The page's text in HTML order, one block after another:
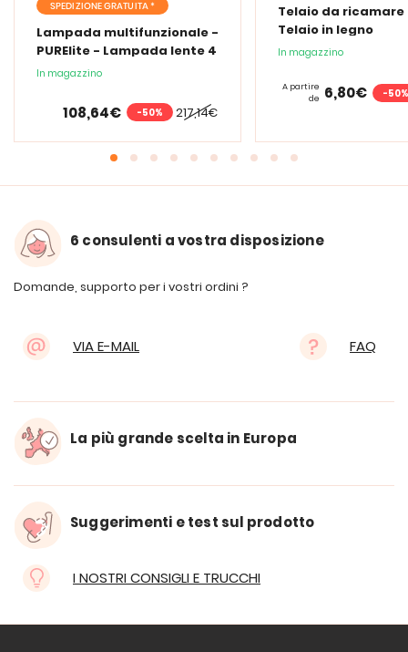
SPEDIZIONE GRATUITA *
Lampada multifunzionale -
PURElite - Lampada lente 4
in 1
In magazzino
217,14€
108,64€ -50%
Telaio da ricamare
Telaio in legno
In magazzino
A partire
de 6,80€ -50%
6 consulenti a vostra disposizione
Domande, supporto per i vostri ordini ?
VIA E-MAIL FAQ
La più grande scelta in Europa
Suggerimenti e test sul prodotto
I NOSTRI CONSIGLI E TRUCCHI